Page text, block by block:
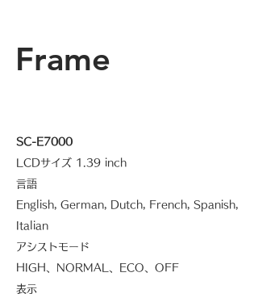
Frame
SC-E7000
LCDサイズ 1.39 inch
言語
English, German, Dutch, French, Spanish,
Italian
アシストモード
HIGH、NORMAL、ECO、OFF
表示